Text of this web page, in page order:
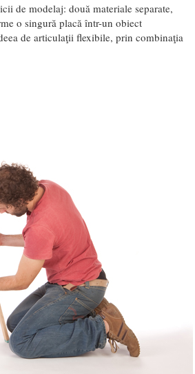
de modelaj: două materiale separate,
o singură placă într-un obiect
de articulaţii flexibile, prin combinaţia